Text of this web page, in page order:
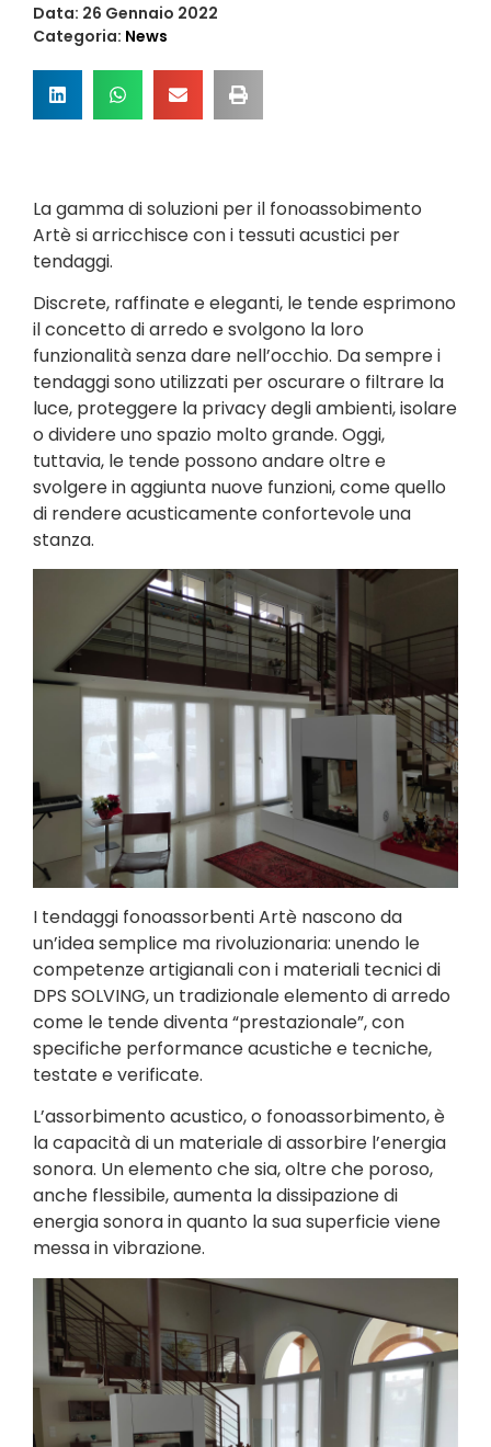
Data: 26 Gennaio 2022
Categoria: News
La gamma di soluzioni per il fonoassobimento
Artè si arricchisce con i tessuti acustici per
tendaggi.
Discrete, raffinate e eleganti, le tende esprimono
il concetto di arredo e svolgono la loro
funzionalità senza dare nell’occhio. Da sempre i
tendaggi sono utilizzati per oscurare o filtrare la
luce, proteggere la privacy degli ambienti, isolare
o dividere uno spazio molto grande. Oggi,
tuttavia, le tende possono andare oltre e
svolgere in aggiunta nuove funzioni, come quello
di rendere acusticamente confortevole una
stanza.
I tendaggi fonoassorbenti Artè nascono da
un’idea semplice ma rivoluzionaria: unendo le
competenze artigianali con i materiali tecnici di
DPS SOLVING, un tradizionale elemento di arredo
come le tende diventa “prestazionale”, con
specifiche performance acustiche e tecniche,
testate e verificate.
L’assorbimento acustico, o fonoassorbimento, è
la capacità di un materiale di assorbire l’energia
sonora. Un elemento che sia, oltre che poroso,
anche flessibile, aumenta la dissipazione di
energia sonora in quanto la sua superficie viene
messa in vibrazione.